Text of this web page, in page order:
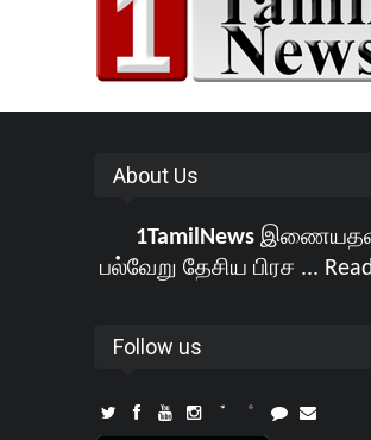
About Us
1TamilNews
பல்வேறு தேசிய பிரச ...
Follow us